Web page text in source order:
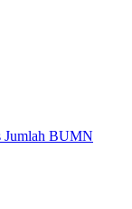
Jumlah BUMN